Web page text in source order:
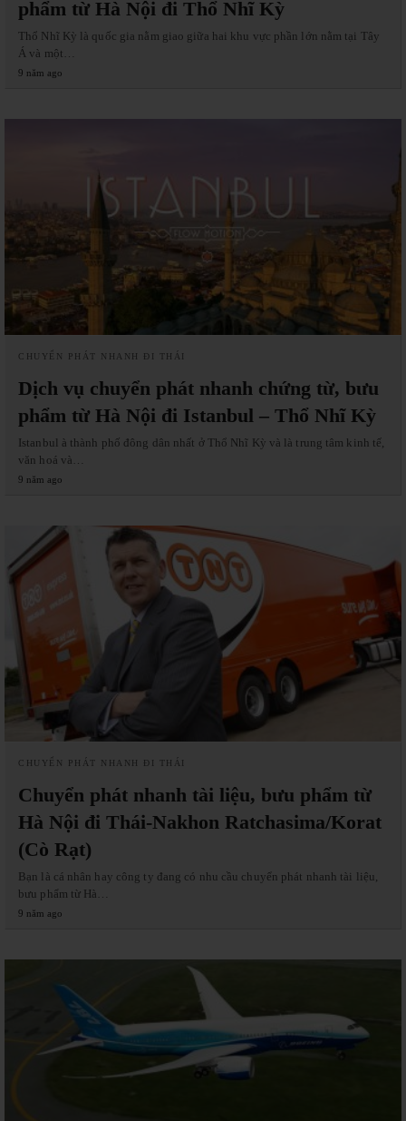
phẩm từ Hà Nội đi Thổ Nhĩ Kỳ
Thổ Nhĩ Kỳ là quốc gia nằm giao giữa hai khu vực phần lớn nằm tại Tây
Á và một…
9 năm ago
CHUYỂN PHÁT NHANH ĐI THÁI
Dịch vụ chuyển phát nhanh chứng từ, bưu
phẩm từ Hà Nội đi Istanbul – Thổ Nhĩ Kỳ
Istanbul à thành phố đông dân nhất ở Thổ Nhĩ Kỳ và là trung tâm kinh tế,
văn hoá và…
9 năm ago
CHUYỂN PHÁT NHANH ĐI THÁI
Chuyển phát nhanh tài liệu, bưu phẩm từ
Hà Nội đi Thái-Nakhon Ratchasima/Korat
(Cò Rạt)
Bạn là cá nhân hay công ty đang có nhu cầu chuyển phát nhanh tài liệu,
bưu phẩm từ Hà…
9 năm ago